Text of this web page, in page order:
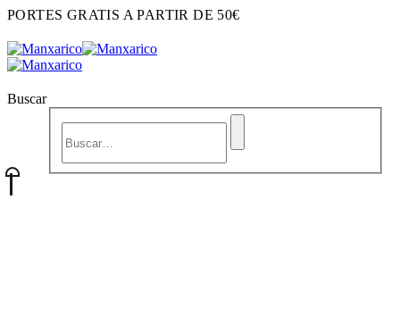
PORTES GRATIS A PARTIR DE 50€
Buscar